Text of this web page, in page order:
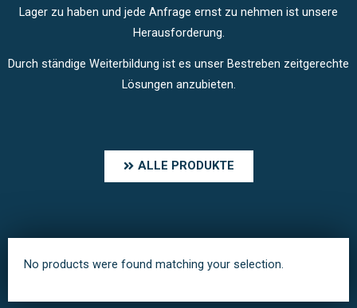
Lager zu haben und jede Anfrage ernst zu nehmen ist unsere
Herausforderung.
Durch ständige Weiterbildung ist es unser Bestreben zeitgerechte
Lösungen anzubieten.
ALLE PRODUKTE
No products were found matching your selection.